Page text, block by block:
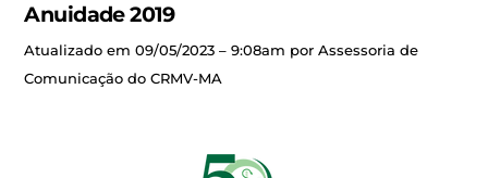
Anuidade 2019
Atualizado em 09/05/2023 – 9:08am por Assessoria de
Comunicação do CRMV-MA